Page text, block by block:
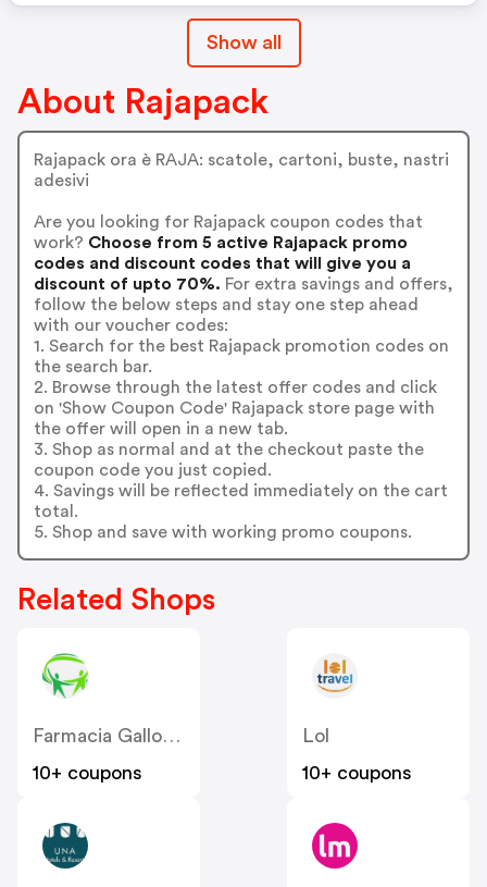
Show all
About Rajapack
Rajapack ora è RAJA: scatole, cartoni, buste, nastri
adesivi
Are you looking for Rajapack coupon codes that
work? Choose from 5 active Rajapack promo
codes and discount codes that will give you a
discount of upto 70%. For extra savings and offers,
follow the below steps and stay one step ahead
with our voucher codes:
1. Search for the best Rajapack promotion codes on
the search bar.
2. Browse through the latest offer codes and click
on 'Show Coupon Code' Rajapack store page with
the offer will open in a new tab.
3. Shop as normal and at the checkout paste the
coupon code you just copied.
4. Savings will be reflected immediately on the cart
total.
5. Shop and save with working promo coupons.
Related Shops
Farmacia Gallo Loreto IT
10+ coupons
Lol
10+ coupons